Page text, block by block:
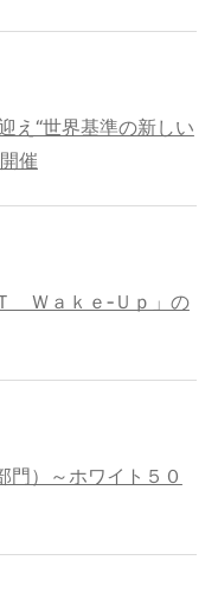
え“世界基準の新しい
催
Ｗａｋｅ‐Ｕｐ」の
門）～ホワイト５０